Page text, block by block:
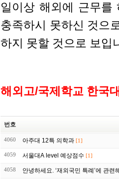
일이상 해외에 근무를
충족하시 못하신 것으
하지 못할 것으로 보입
해외고/국제학교 한국
번호
4060 아주대 12특 의학과 [1]
4059 서울대A level 예상점수 [1]
4058 안녕하세요. ‘재외국민 특례’에 관련